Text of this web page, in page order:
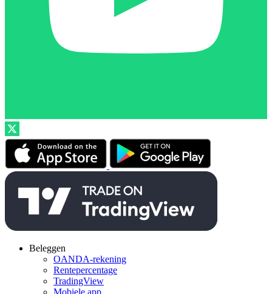
Beleggen
OANDA-rekening
Rentepercentage
TradingView
Mobiele app